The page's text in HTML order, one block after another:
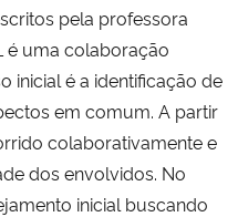
pela professora
é uma colaboração
inicial é a identificação de
em comum. A partir
colaborativamente e
dos envolvidos. No
inicial buscando